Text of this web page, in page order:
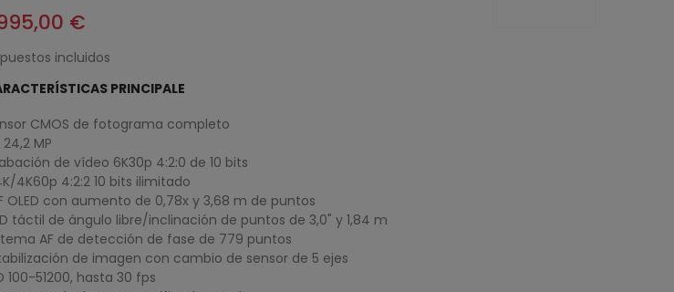
€
incluidos
PRINCIPALE
CMOS de fotograma completo
MP
de vídeo 6K30p 4:2:0 de 10 bits
4K60p 4:2:2 10 bits ilimitado
OLED con aumento de 0,78x y 3,68 m de puntos
táctil de ángulo libre/inclinación de puntos de 3,0" y 1,84 m
AF de detección de fase de 779 puntos
de imagen con cambio de sensor de 5 ejes
100-51200, hasta 30 fps